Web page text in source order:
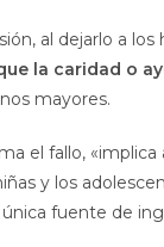
al dejarlo a
la caridad o
mayores.
el fallo,
y los
fuente de